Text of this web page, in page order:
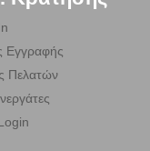
Εγγραφής
Πελατών